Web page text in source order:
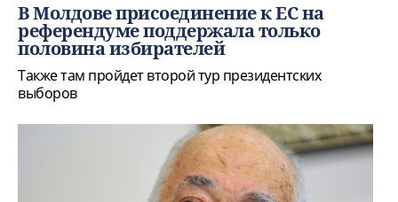
В Молдове присоединение к ЕС на
референдуме поддержала только
половина избирателей
Также там пройдет второй тур президентских
выборов